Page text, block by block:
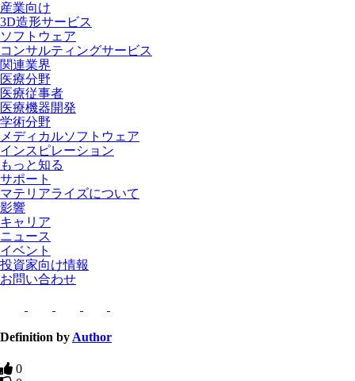
産業向け
3D造形サービス
ソフトウェア
コンサルティングサービス
関連業界
医療分野
医療従事者
医療機器開発
学術分野
メディカルソフトウェア
インスピレーション
もっと知る
サポート
マテリアライズについて
影響
キャリア
ニュース
イベント
投資家向け情報
お問い合わせ
Definition by Author
0